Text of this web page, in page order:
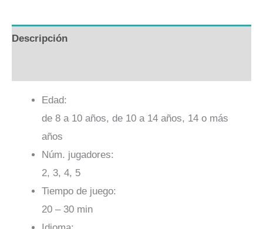
Descripción
Edad:
de 8 a 10 años, de 10 a 14 años, 14 o más
años
Núm. jugadores:
2, 3, 4, 5
Tiempo de juego:
20 – 30 min